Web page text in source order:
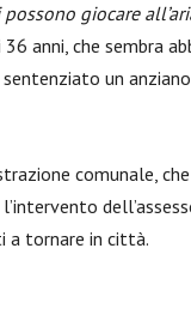
giocare
anni, che sembra
sentenziato un
comunale,
a tornare in città.